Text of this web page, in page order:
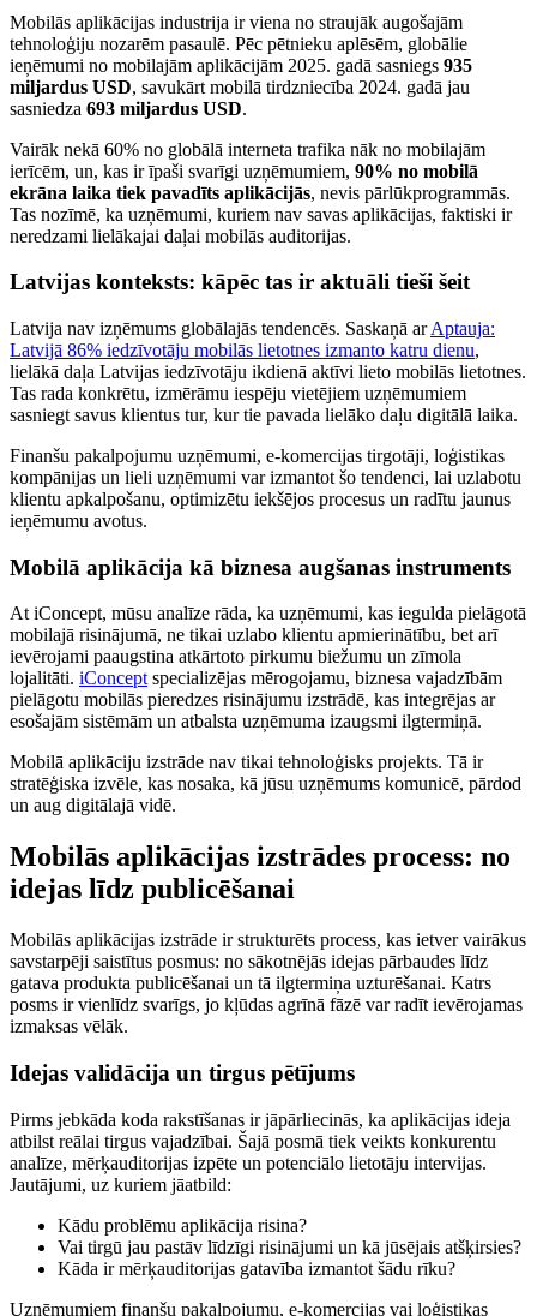
Mobilās aplikācijas industrija ir viena no straujāk augošajām
tehnoloģiju nozarēm pasaulē. Pēc pētnieku aplēsēm, globālie
ieņēmumi no mobilajām aplikācijām 2025. gadā sasniegs 935
miljardus USD, savukārt mobilā tirdzniecība 2024. gadā jau
sasniedza 693 miljardus USD.
Vairāk nekā 60% no globālā interneta trafika nāk no mobilajām
ierīcēm, un, kas ir īpaši svarīgi uzņēmumiem, 90% no mobilā
ekrāna laika tiek pavadīts aplikācijās, nevis pārlūkprogrammās.
Tas nozīmē, ka uzņēmumi, kuriem nav savas aplikācijas, faktiski ir
neredzami lielākajai daļai mobilās auditorijas.
Latvijas konteksts: kāpēc tas ir aktuāli tieši šeit
Latvija nav izņēmums globālajās tendencēs. Saskaņā arAptauja:
Latvijā 86% iedzīvotāju mobilās lietotnes izmanto katru dienu,
lielākā daļa Latvijas iedzīvotāju ikdienā aktīvi lieto mobilās lietotnes.
Tas rada konkrētu, izmērāmu iespēju vietējiem uzņēmumiem
sasniegt savus klientus tur, kur tie pavada lielāko daļu digitālā laika.
Finanšu pakalpojumu uzņēmumi, e-komercijas tirgotāji, loģistikas
kompānijas un lieli uzņēmumi var izmantot šo tendenci, lai uzlabotu
klientu apkalpošanu, optimizētu iekšējos procesus un radītu jaunus
ieņēmumu avotus.
Mobilā aplikācija kā biznesa augšanas instruments
At iConcept, mūsu analīze rāda, ka uzņēmumi, kas iegulda pielāgotā
mobilajā risinājumā, ne tikai uzlabo klientu apmierinātību, bet arī
ievērojami paaugstina atkārtoto pirkumu biežumu un zīmola
lojalitāti. iConcept specializējas mērogojamu, biznesa vajadzībām
pielāgotu mobilās pieredzes risinājumu izstrādē, kas integrējas ar
esošajām sistēmām un atbalsta uzņēmuma izaugsmi ilgtermiņā.
Mobilā aplikāciju izstrāde nav tikai tehnoloģisks projekts. Tā ir
stratēģiska izvēle, kas nosaka, kā jūsu uzņēmums komunicē, pārdod
un aug digitālajā vidē.
Mobilās aplikācijas izstrādes process: no
idejas līdz publicēšanai
Mobilās aplikācijas izstrāde ir strukturēts process, kas ietver vairākus
savstarpēji saistītus posmus: no sākotnējās idejas pārbaudes līdz
gatava produkta publicēšanai un tā ilgtermiņa uzturēšanai. Katrs
posms ir vienlīdz svarīgs, jo kļūdas agrīnā fāzē var radīt ievērojamas
izmaksas vēlāk.
Idejas validācija un tirgus pētījums
Pirms jebkāda koda rakstīšanas ir jāpārliecinās, ka aplikācijas ideja
atbilst reālai tirgus vajadzībai. Šajā posmā tiek veikts konkurentu
analīze, mērķauditorijas izpēte un potenciālo lietotāju intervijas.
Jautājumi, uz kuriem jāatbild:
Kādu problēmu aplikācija risina?
Vai tirgū jau pastāv līdzīgi risinājumi un kā jūsējais atšķirsies?
Kāda ir mērķauditorijas gatavība izmantot šādu rīku?
Uzņēmumiem finanšu pakalpojumu, e-komercijas vai loģistikas